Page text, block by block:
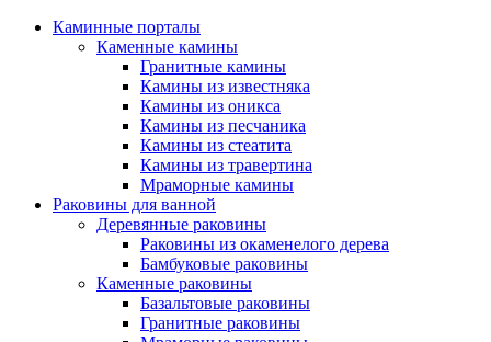
Каминные порталы
Каменные камины
Гранитные камины
Камины из известняка
Камины из оникса
Камины из песчаника
Камины из стеатита
Камины из травертина
Мраморные камины
Раковины для ванной
Деревянные раковины
Раковины из окаменелого дерева
Бамбуковые раковины
Каменные раковины
Базальтовые раковины
Гранитные раковины